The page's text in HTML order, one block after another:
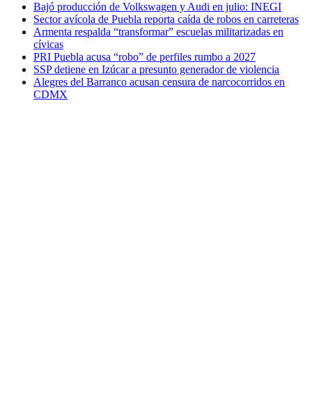
Bajó producción de Volkswagen y Audi en julio: INEGI
Sector avícola de Puebla reporta caída de robos en carreteras
Armenta respalda “transformar” escuelas militarizadas en
cívicas
PRI Puebla acusa “robo” de perfiles rumbo a 2027
SSP detiene en Izúcar a presunto generador de violencia
Alegres del Barranco acusan censura de narcocorridos en
CDMX